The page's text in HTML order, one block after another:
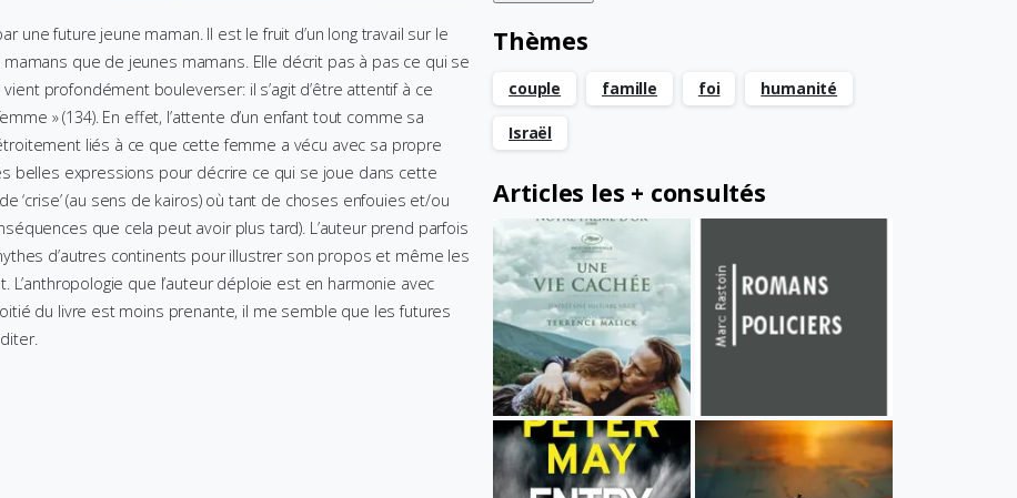
une future jeune maman. Il est le fruit d’un long travail sur le
que de jeunes mamans. Elle décrit pas à pas ce qui se
profondément bouleverser: il s’agit d’être attentif à ce
» (134). En effet, l’attente d’un enfant tout comme sa
liés à ce que cette femme a vécu avec sa propre
belles expressions pour décrire ce qui se joue dans cette
‘crise’ (au sens de kairos) où tant de choses enfouies et/ou
que cela peut avoir plus tard). L’auteur prend parfois
d’autres continents pour illustrer son propos et même les
que l’auteur déploie est en harmonie avec
du livre est moins prenante, il me semble que les futures
Thèmes
couple famille foi humanité
Israël
Articles les + consultés